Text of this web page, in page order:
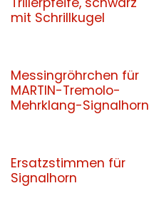
mit Schrillkugel
Messingröhrchen für
MARTIN-Tremolo-
Mehrklang-Signalhorn
Ersatzstimmen für
Signalhorn